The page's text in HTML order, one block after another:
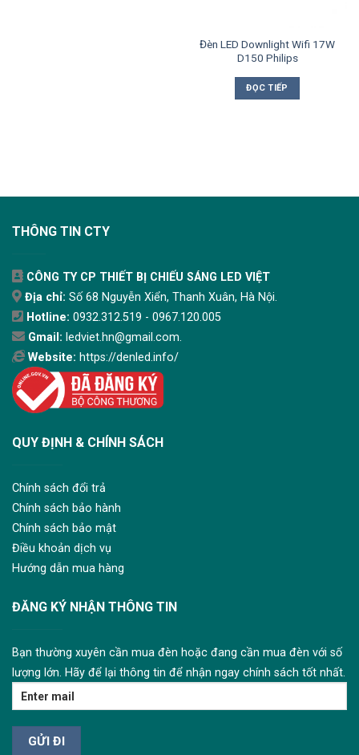
Đèn LED Downlight Wifi 17W
D150 Philips
ĐỌC TIẾP
THÔNG TIN CTY
CÔNG TY CP THIẾT BỊ CHIẾU SÁNG LED VIỆT
Địa chỉ: Số 68 Nguyễn Xiển, Thanh Xuân, Hà Nội.
Hotline: 0932.312.519 - 0967.120.005
Gmail: ledviet.hn@gmail.com.
Website: https://denled.info/
QUY ĐỊNH & CHÍNH SÁCH
Chính sách đổi trả
Chính sách bảo hành
Chính sách bảo mật
Điều khoản dịch vụ
Hướng dẫn mua hàng
ĐĂNG KÝ NHẬN THÔNG TIN
Bạn thường xuyên cần mua đèn hoặc đang cần mua đèn với số
lượng lớn. Hãy để lại thông tin để nhận ngay chính sách tốt nhất.